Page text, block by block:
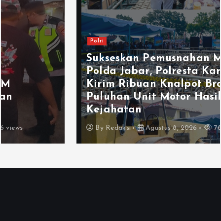
Polri
Sukseskan Pemusnahan Massal di
Polda Jabar, Polresta Karawang
Kirim Ribuan Knalpot Brong dan
Puluhan Unit Motor Hasil
Kejahatan
By Agustus 8, 2026 78 views